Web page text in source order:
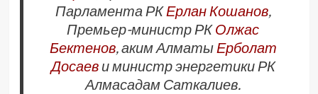
Парламента РКЕрлан Кошанов,
Премьер-министр РКОлжас
Бектенов, аким АлматыЕрболат
Досаеви министр энергетики РК
Алмасадам Саткалиев.